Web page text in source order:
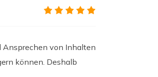
Ansprechen von Inhalten
können. Deshalb